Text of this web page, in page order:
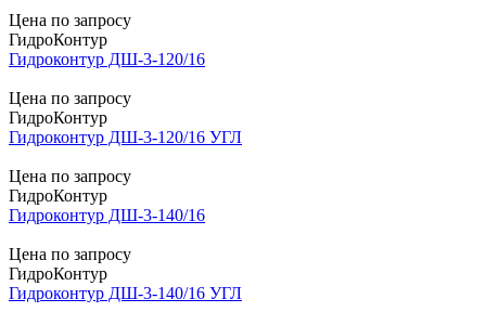
Цена по запросу
ГидроКонтур
Гидроконтур ДШ-3-120/16
Цена по запросу
ГидроКонтур
Гидроконтур ДШ-3-120/16 УГЛ
Цена по запросу
ГидроКонтур
Гидроконтур ДШ-3-140/16
Цена по запросу
ГидроКонтур
Гидроконтур ДШ-3-140/16 УГЛ